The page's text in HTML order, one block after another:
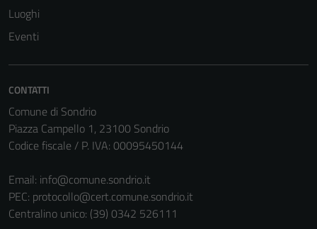
Luoghi
Eventi
CONTATTI
Comune di Sondrio
Piazza Campello 1, 23100 Sondrio
Codice fiscale / P. IVA: 00095450144
Email: info@comune.sondrio.it
PEC: protocollo@cert.comune.sondrio.it
Centralino unico: (39) 0342 526111